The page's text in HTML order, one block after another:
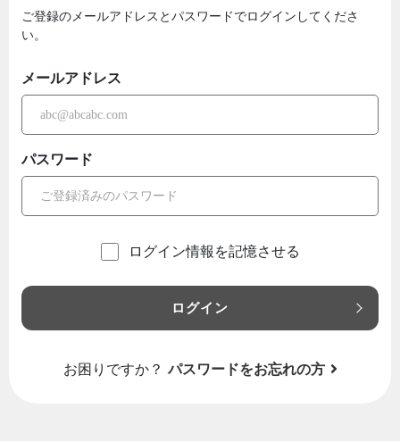
ご登録のメールアドレスとパスワードでログインしてくださ
い。
メールアドレス
パスワード
ログイン情報を記憶させる
ログイン
お困りですか？ パスワードをお忘れの方